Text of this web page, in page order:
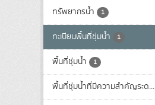
ทรัพยากรน้ำ 1
ทะเบียนพื้นที่ชุ่มน้ำ 1
พื้นที่ชุ่มน้ำ 1
พื้นที่ชุ่มน้ำที่มีความสําคัญระด...